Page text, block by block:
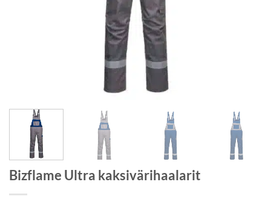
Bizflame Ultra kaksivärihaalarit